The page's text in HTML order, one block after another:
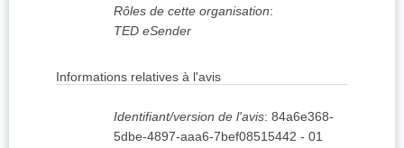
Rôles de cette organisation:
TED eSender
Informations relatives à l'avis
Identifiant/version de l'avis: 84a6e368-
5dbe-4897-aaa6-7bef08515442 - 01